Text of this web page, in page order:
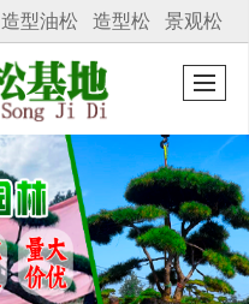
很遗憾，因您的浏览器版本过低导致无法获得最佳浏览体验，推荐下载安装谷歌浏览器！
造型油松 造型松 景观松